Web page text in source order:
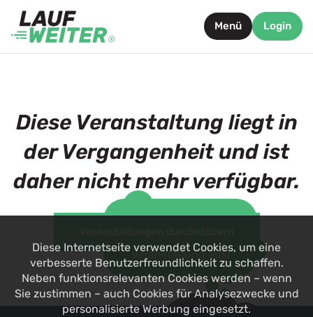
Menü Login
Veranstaltung aus!
Diese Veranstaltung liegt in
der Vergangenheit und ist
daher nicht mehr verfügbar.
Diese Internetseite verwendet Cookies, um eine
verbesserte Benutzerfreundlichkeit zu schaffen.
Neben funktionsrelevanten Cookies werden – wenn
Sie zustimmen – auch Cookies für Analysezwecke und
personalisierte Werbung eingesetzt.